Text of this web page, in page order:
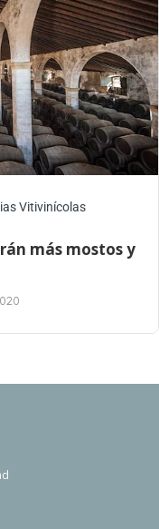
Vitivinícolas
más mostos y